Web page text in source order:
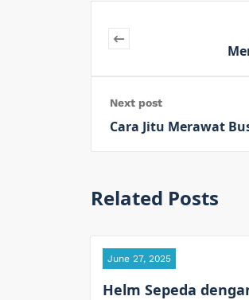
Next post
Cara Jitu Merawat
Related Posts
June 27, 2025
Helm Sepeda